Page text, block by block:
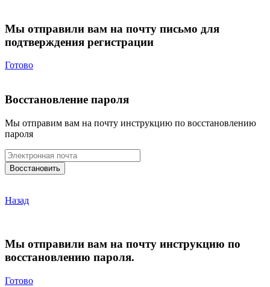
Мы отправили вам на почту письмо для
подтверждения регистрации
Готово
Восстановление пароля
Мы отправим вам на почту инструкцию по восстановлению
пароля
Назад
Мы отправили вам на почту инструкцию по
восстановлению пароля.
Готово